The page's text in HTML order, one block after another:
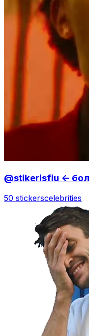
@stikerisfiu <-
50 stickerscelebrities